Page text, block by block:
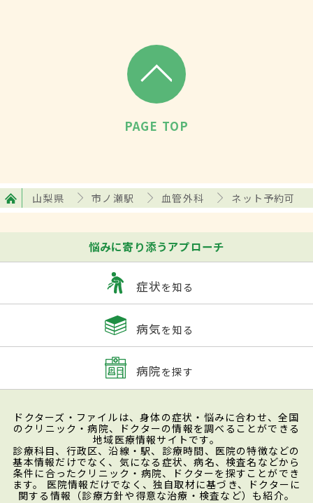
PAGE TOP
山梨県 市ノ瀬駅 血管外科 ネット予約可
悩みに寄り添うアプローチ
症状を知る
病気を知る
病院を探す
ドクターズ・ファイルは、身体の症状・悩みに合わせ、全国
のクリニック・病院、ドクターの情報を調べることができる
地域医療情報サイトです。
診療科目、行政区、沿線・駅、診療時間、医院の特徴などの
基本情報だけでなく、気になる症状、病名、検査名などから
条件に合ったクリニック・病院、ドクターを探すことができ
ます。 医院情報だけでなく、独自取材に基づき、ドクターに
関する情報（診療方針や得意な治療・検査など）も紹介。